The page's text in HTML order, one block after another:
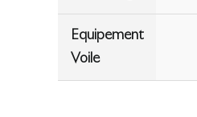
Equipement
Voile